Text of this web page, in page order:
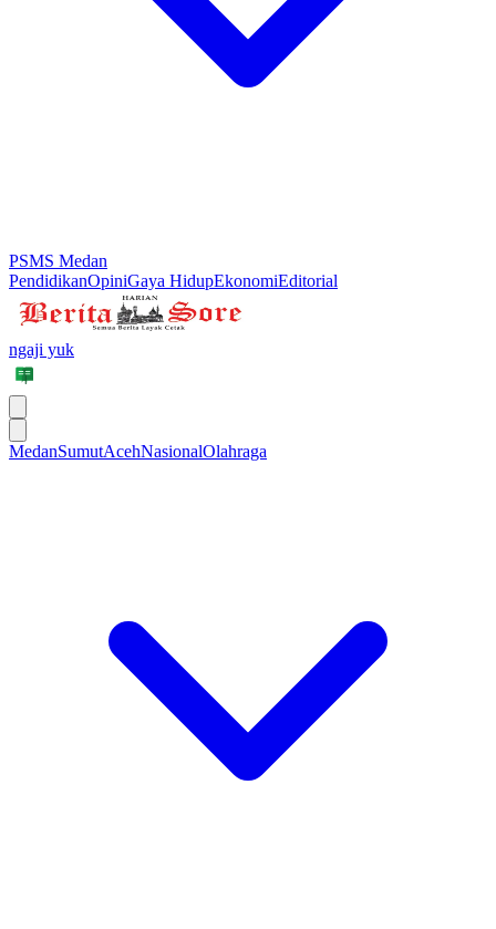
PSMS Medan
PendidikanOpiniGaya HidupEkonomiEditorial
ngaji yuk
MedanSumutAcehNasionalOlahraga